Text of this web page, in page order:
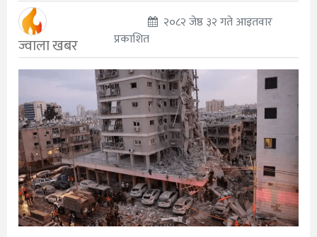
ज्वाला खबर
२०८२ जेष्ठ ३२ गते आइतवार
प्रकाशित